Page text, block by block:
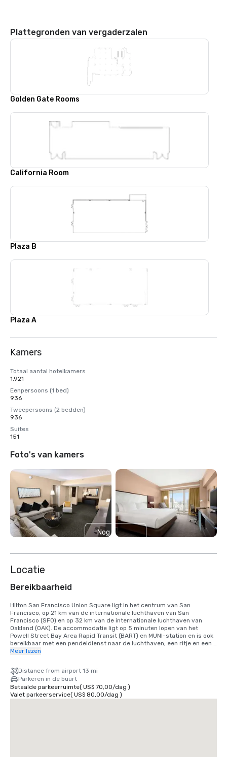
Plattegronden van vergaderzalen
Golden Gate Rooms
California Room
Plaza B
Plaza A
Kamers
Totaal aantal hotelkamers
1.921
Eenpersoons (1 bed)
936
Tweepersoons (2 bedden)
936
Suites
151
Foto's van kamers
Nog 6
Locatie
Bereikbaarheid
Hilton San Francisco Union Square ligt in het centrum van San
Francisco, op 21 km van de internationale luchthaven van San
Francisco (SFO) en op 32 km van de internationale luchthaven van
Oakland (OAK). De accommodatie ligt op 5 minuten lopen van het
Powell Street Bay Area Rapid Transit (BART) en MUNI-station en is ook
bereikbaar met een pendeldienst naar de luchthaven, een ritje en een
taxi. 25 minuten met de auto naar de internationale luchthaven SFO,
Meer lezen
Distance from airport 13 mi
Parkeren in de buurt
Betaalde parkeerruimte( US$ 70,00/dag )
Valet parkeerservice( US$ 80,00/dag )